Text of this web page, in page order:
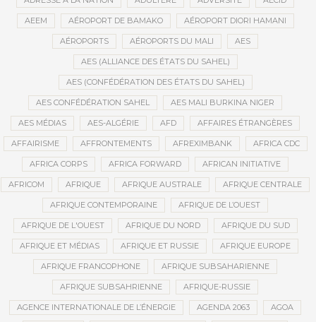
AEEM AÉROPORT DE BAMAKO AÉROPORT DIORI HAMANI
AÉROPORTS AÉROPORTS DU MALI AES
AES (ALLIANCE DES ÉTATS DU SAHEL)
AES (CONFÉDÉRATION DES ÉTATS DU SAHEL)
AES CONFÉDÉRATION SAHEL AES MALI BURKINA NIGER
AES MÉDIAS AES-ALGÉRIE AFD AFFAIRES ÉTRANGÈRES
AFFAIRISME AFFRONTEMENTS AFREXIMBANK AFRICA CDC
AFRICA CORPS AFRICA FORWARD AFRICAN INITIATIVE
AFRICOM AFRIQUE AFRIQUE AUSTRALE AFRIQUE CENTRALE
AFRIQUE CONTEMPORAINE AFRIQUE DE L’OUEST
AFRIQUE DE L'OUEST AFRIQUE DU NORD AFRIQUE DU SUD
AFRIQUE ET MÉDIAS AFRIQUE ET RUSSIE AFRIQUE EUROPE
AFRIQUE FRANCOPHONE AFRIQUE SUBSAHARIENNE
AFRIQUE SUBSAHRIENNE AFRIQUE-RUSSIE
AGENCE INTERNATIONALE DE L’ÉNERGIE AGENDA 2063 AGOA